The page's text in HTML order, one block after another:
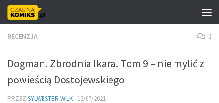
Skip to content
RECENZJA 1
Dogman. Zbrodnia Ikara. Tom 9 – nie mylić z
powieścią Dostojewskiego
PRZEZ SYLWESTER WILK · 12/07/2021